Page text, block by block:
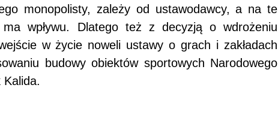
monopolisty, zależy od ustawodawcy, a na te
wpływu. Dlatego też z decyzją o wdrożeniu
w życie noweli ustawy o grach i zakładach
budowy obiektów sportowych Narodowego
Kalida.